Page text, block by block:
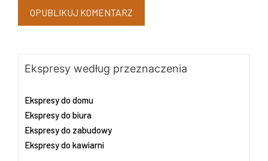
Ekspresy według przeznaczenia
Ekspresy do domu
Ekspresy do biura
Ekspresy do zabudowy
Ekspresy do kawiarni